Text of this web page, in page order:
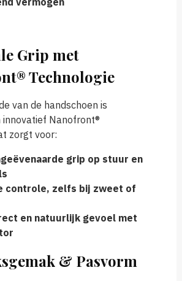
Grip met
Technologie
van de handschoen is
innovatief Nanofront®
zorgt voor:
grip op stuur en
controle, zelfs bij zweet of
en natuurlijk gevoel met
& Pasvorm